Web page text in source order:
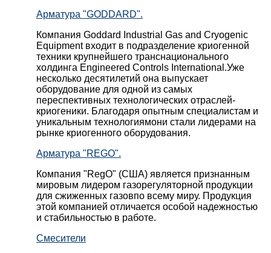
Арматура "GODDARD".
Компания Goddard Industrial Gas and Cryogenic
Equipment входит в подразделение криогенной
техники крупнейшего транснационального
холдинга Engineered Controls International.Уже
несколько десятилетий она выпускает
оборудование для одной из самых
переспективных технологических отраслей-
криогеники. Благодаря опытным специалистам и
уникальным технологиямони стали лидерами на
рынке криогенного оборудования.
Арматура "REGO".
Компания "RegO" (США) является признанным
мировым лидером газорегуляторной продукции
для сжиженных газовпо всему миру. Продукция
этой компанией отличается особой надежностью
и стабильностью в работе.
Смесители